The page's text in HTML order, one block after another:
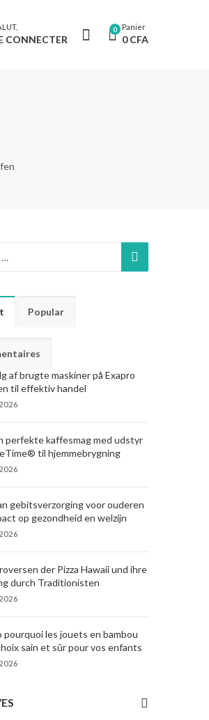
CONNECTER
0 Panier
0CFA
Popular
af brugte maskiner på Exapro
til effektiv handel
perfekte kaffesmag med udstyr
til hjemmebrygning
gebitsverzorging voor ouderen
op gezondheid en welzijn
der Pizza Hawaii und ihre
durch Traditionisten
pourquoi les jouets en bambou
sain et sûr pour vos enfants